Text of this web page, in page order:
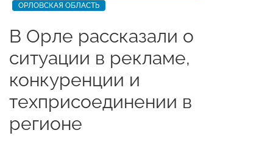
ОРЛОВСКАЯ ОБЛАСТЬ
В Орле рассказали о
ситуации в рекламе,
конкуренции и
техприсоединении в
регионе